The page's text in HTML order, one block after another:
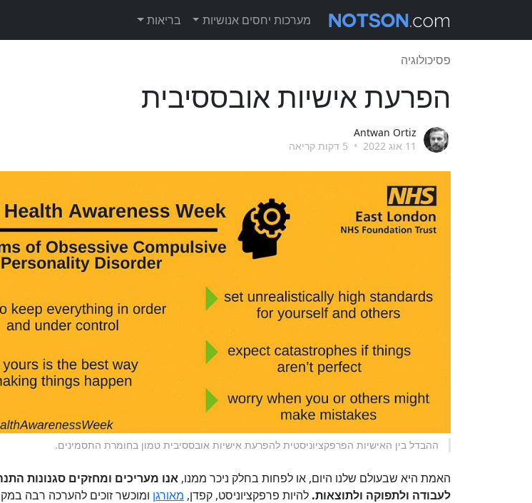
מערכות יחסים אנושיות בריאות
פסיכולוגיה
הפרעת אישיות אובססיבית
Antwan Ortiz
11 אוג 2022
•
ההבדל בין האישיות הפרפקציוניסטית להפרעת אישיות אובססיבית טמון בחומרת התסמינים.
האמת היא שבעולם שלנו היום, או לפחות בחלק ניכר ממנו, אנו מעריכים ומחזקים סגנונות
לעבודה ולתפוקה ולתוצאות. להיות פרפקציוניסט, קפדן, מאורגן ומוכשר זוכים להערכה רבה